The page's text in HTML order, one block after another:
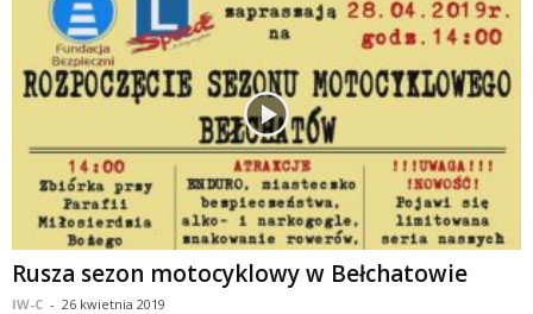
Rusza sezon motocyklowy w Bełchatowie
IW-C - 26 kwietnia 2019